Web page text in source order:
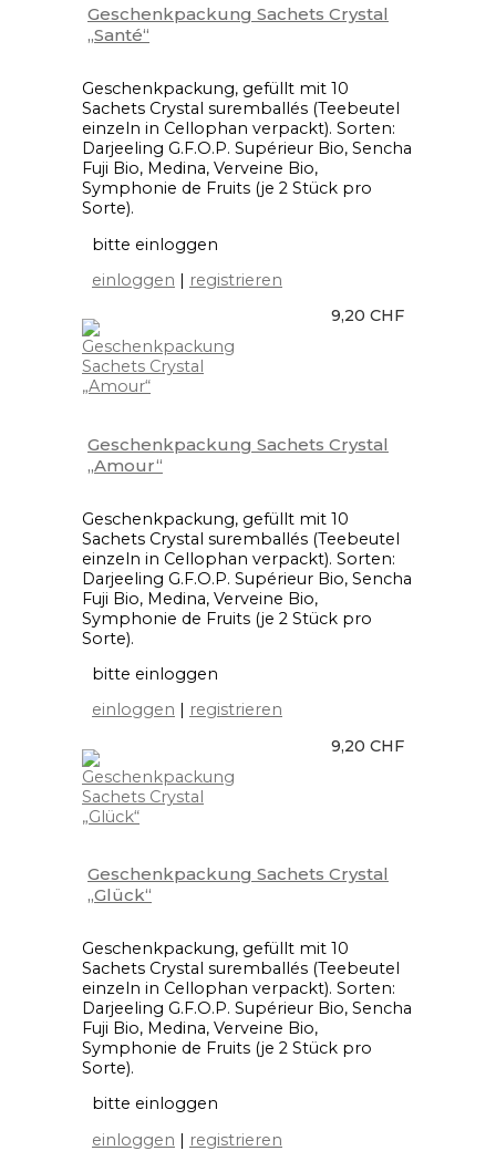
Geschenkpackung Sachets Crystal
„Santé“
Geschenkpackung, gefüllt mit 10
Sachets Crystal suremballés (Teebeutel
einzeln in Cellophan verpackt). Sorten:
Darjeeling G.F.O.P. Supérieur Bio, Sencha
Fuji Bio, Medina, Verveine Bio,
Symphonie de Fruits (je 2 Stück pro
Sorte).
bitte einloggen
einloggen | registrieren
9,20 CHF
Geschenkpackung Sachets Crystal
„Amour“
Geschenkpackung, gefüllt mit 10
Sachets Crystal suremballés (Teebeutel
einzeln in Cellophan verpackt). Sorten:
Darjeeling G.F.O.P. Supérieur Bio, Sencha
Fuji Bio, Medina, Verveine Bio,
Symphonie de Fruits (je 2 Stück pro
Sorte).
bitte einloggen
einloggen
registrieren
9,20 CHF
Geschenkpackung Sachets Crystal
„Glück“
Geschenkpackung, gefüllt mit 10
Sachets Crystal suremballés (Teebeutel
einzeln in Cellophan verpackt). Sorten:
Darjeeling G.F.O.P. Supérieur Bio, Sencha
Fuji Bio, Medina, Verveine Bio,
Symphonie de Fruits (je 2 Stück pro
Sorte).
bitte einloggen
einloggen | registrieren